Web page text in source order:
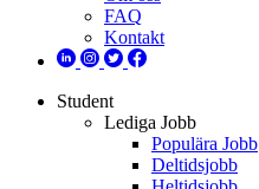
FAQ
Kontakt
Student
Lediga Jobb
Populära Jobb
Deltidsjobb